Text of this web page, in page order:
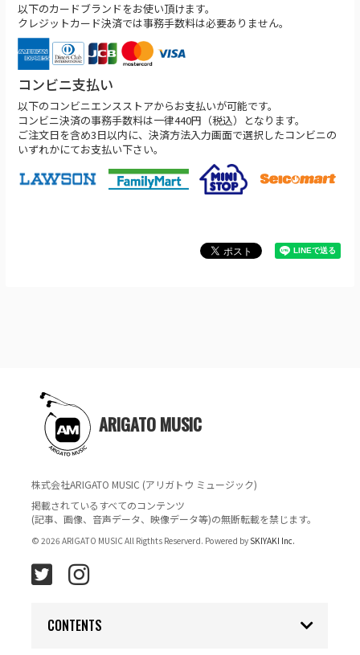
以下のカードブランドをお使い頂けます。
クレジットカード決済では事務手数料は必要ありません。
コンビニ支払い
以下のコンビニエンスストアからお支払いが可能です。
コンビニ決済の事務手数料は一律440円（税込）となります。
ご注文日を含め3日以内に、決済方法入力画面で選択したコンビニの
いずれかにてお支払い下さい。
ARIGATO MUSIC
株式会社ARIGATO MUSIC (アリガトウ ミュージック)
掲載されているすべてのコンテンツ
(記事、画像、音声データ、映像データ等)の無断転載を禁じます。
© 2026 ARIGATO MUSIC All Rigthts Reserverd. Powered by SKIYAKI Inc.
CONTENTS